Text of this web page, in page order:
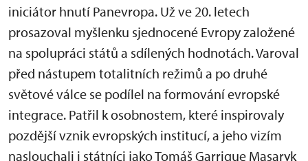
iniciátor hnutí Panevropa. Už ve 20. letech
prosazoval myšlenku sjednocené Evropy založené
na spolupráci států a sdílených hodnotách. Varoval
před nástupem totalitních režimů a po druhé
světové válce se podílel na formování evropské
integrace. Patřil k osobnostem, které inspirovaly
pozdější vznik evropských institucí, a jeho vizím
naslouchali i státníci jako Tomáš Garrigue Masaryk